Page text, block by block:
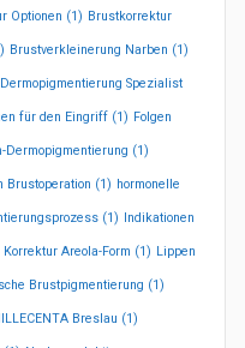
Optionen (1) Brustkorrektur
Brustverkleinerung Narben (1)
Dermopigmentierung Spezialist
für den Eingriff (1) Folgen
(1)
Brustoperation (1) hormonelle
(1) Indikationen
Korrektur Areola-Form (1) Lippen
Brustpigmentierung (1)
Breslau (1)